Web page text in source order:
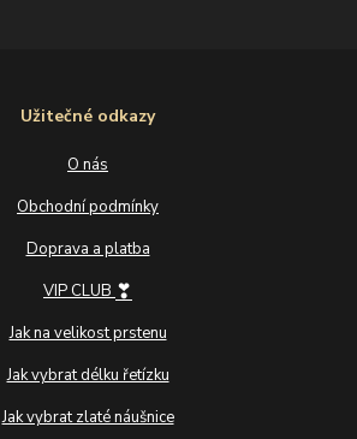
Užitečné odkazy
O nás
Obchodní podmínky
Doprava a platba
VIP CLUB ❣
Jak na velikost prstenu
Jak vybrat délku řetízku
Jak vybrat zlaté náušnice